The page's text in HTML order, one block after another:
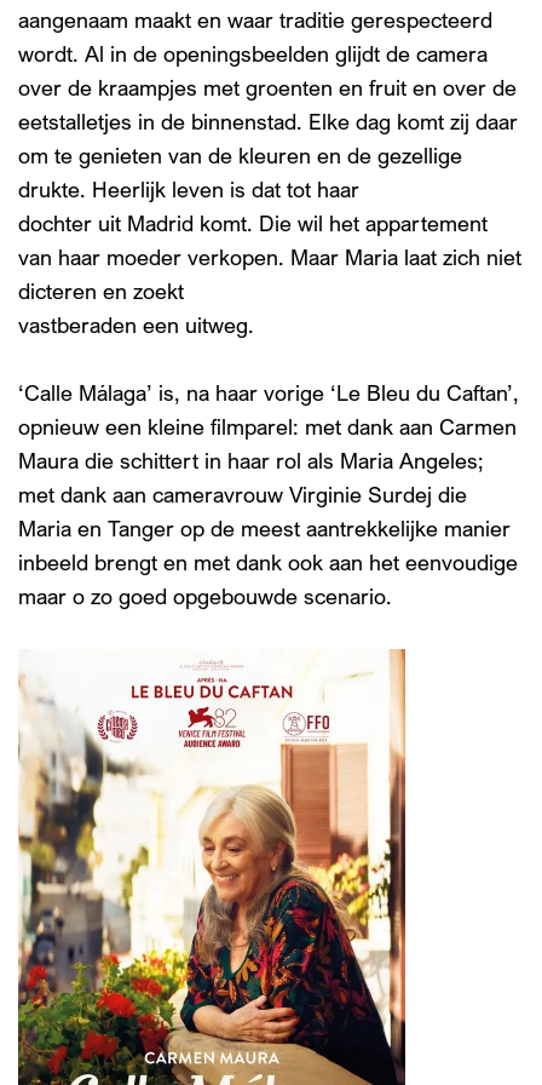
aangenaam maakt en waar traditie gerespecteerd
wordt. Al in de openingsbeelden glijdt de camera
over de kraampjes met groenten en fruit en over de
eetstalletjes in de binnenstad. Elke dag komt zij daar
om te genieten van de kleuren en de gezellige
drukte. Heerlijk leven is dat tot haar
dochter uit Madrid komt. Die wil het appartement
van haar moeder verkopen. Maar Maria laat zich niet
dicteren en zoekt
vastberaden een uitweg.
‘Calle Málaga’ is, na haar vorige ‘Le Bleu du Caftan’,
opnieuw een kleine filmparel: met dank aan Carmen
Maura die schittert in haar rol als Maria Angeles;
met dank aan cameravrouw Virginie Surdej die
Maria en Tanger op de meest aantrekkelijke manier
inbeeld brengt en met dank ook aan het eenvoudige
maar o zo goed opgebouwde scenario.